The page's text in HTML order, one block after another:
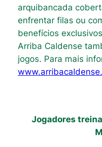
arquibancada
enfrentar filas ou
benefícios
Arriba Caldense
jogos. Para mais
Jogadores